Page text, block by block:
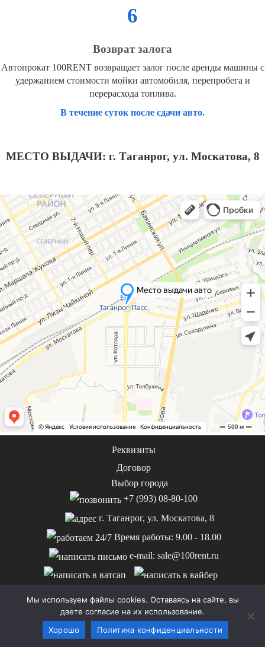
6
Возврат залога
Автопрокат 100RENT возвращает залог после аренды машины с
удержанием стоимости мойки автомобиля, перепробега и
перерасхода топлива.
В течение суток после сдачи авто.
МЕСТО ВЫДАЧИ: г. Таганрог, ул. Москатова, 8
Мы используем файлы cookies. Оставаясь на сайте, вы
даете согласие на их использование.
Хорошо
Политика конфиденциальности
Реквизиты
Договор
Выбор города
+7 (993) 08-80-100
г. Таганрог, ул. Москатова, 8
Время работы: 9.00 - 18.00
e-mail: sale@100rent.ru
© 2000-2026 100rent.ru Информация на сайте не является
публичной офертой.